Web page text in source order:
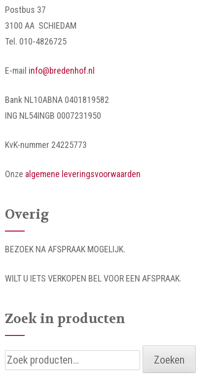
Postbus 37
3100 AA SCHIEDAM
Tel. 010-4826725
E-mail info@bredenhof.nl
Bank NL10ABNA 0401819582
ING NL54INGB 0007231950
KvK-nummer 24225773
Onze algemene leveringsvoorwaarden
Overig
BEZOEK NA AFSPRAAK MOGELIJK.
WILT U IETS VERKOPEN BEL VOOR EEN AFSPRAAK.
Zoek in producten
Zoeken
naar:
Zoeken